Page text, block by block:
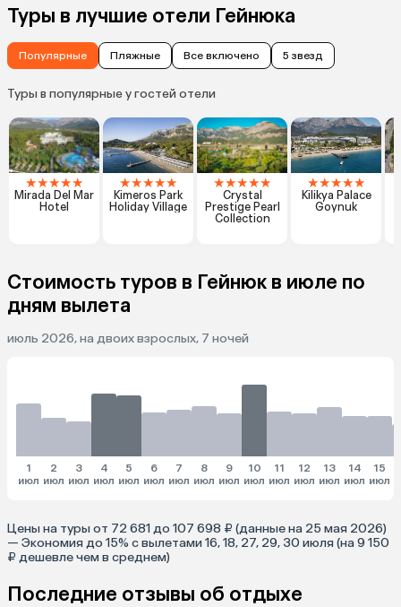
Туры в лучшие отели Гейнюка
Популярные Пляжные Все включено 5 звезд
Туры в популярные у гостей отели
★★★★★
Mirada Del Mar
Hotel
★★★★★
Kimeros Park
Holiday Village
★★★★★
Crystal
Prestige Pearl
Collection
★★★★★
Kilikya Palace
Goynuk
Стоимость туров в Гейнюк в июле по
дням вылета
июль 2026, на двоих взрослых, 7 ночей
1
июл
2
июл
3
июл
4
июл
5
июл
6
июл
7
июл
8
июл
9
июл
10
июл
11
июл
12
июл
13
июл
14
июл
15
июл
Цены на туры от 72 681 до 107 698 ₽ (данные на 25 мая 2026)
— Экономия до 15% с вылетами 16, 18, 27, 29, 30 июля (на 9 150
₽ дешевле чем в среднем)
Последние отзывы об отдыхе